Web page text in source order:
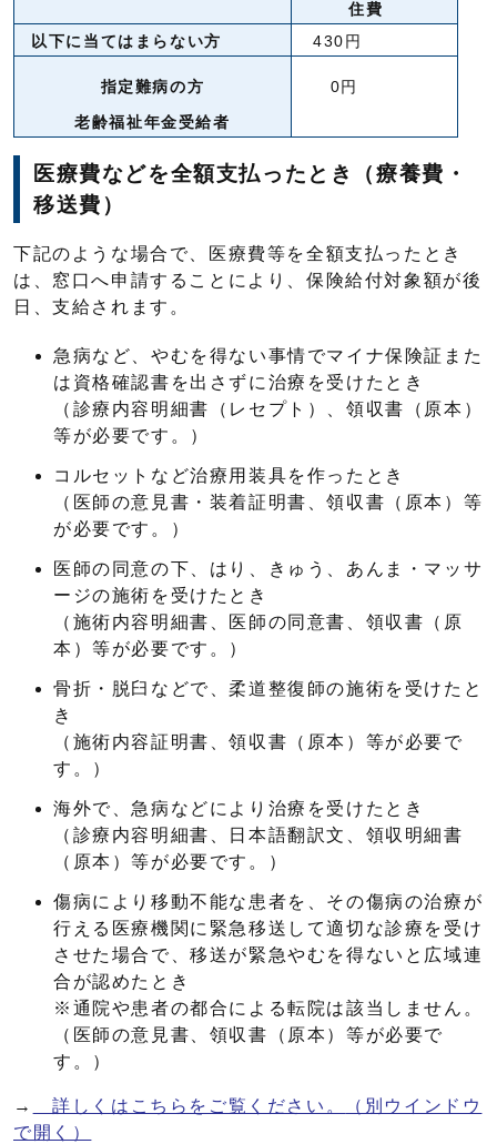
住費
以下に当てはまらない方
430円
指定難病の方
老齢福祉年金受給者
0円
医療費などを全額支払ったとき（療養費・
移送費）
下記のような場合で、医療費等を全額支払ったとき
は、窓口へ申請することにより、保険給付対象額が後
日、支給されます。
急病など、やむを得ない事情でマイナ保険証また
は資格確認書を出さずに治療を受けたとき
（診療内容明細書（レセプト）、領収書（原本）
等が必要です。）
コルセットなど治療用装具を作ったとき
（医師の意見書・装着証明書、領収書（原本）等
が必要です。）
医師の同意の下、はり、きゅう、あんま・マッサ
ージの施術を受けたとき
（施術内容明細書、医師の同意書、領収書（原
本）等が必要です。）
骨折・脱臼などで、柔道整復師の施術を受けたと
き
（施術内容証明書、領収書（原本）等が必要で
す。）
海外で、急病などにより治療を受けたとき
（診療内容明細書、日本語翻訳文、領収明細書
（原本）等が必要です。）
傷病により移動不能な患者を、その傷病の治療が
行える医療機関に緊急移送して適切な診療を受け
させた場合で、移送が緊急やむを得ないと広域連
合が認めたとき
※通院や患者の都合による転院は該当しません。
（医師の意見書、領収書（原本）等が必要で
す。）
→ 詳しくはこちらをご覧ください。
（別ウインドウ
で開く）